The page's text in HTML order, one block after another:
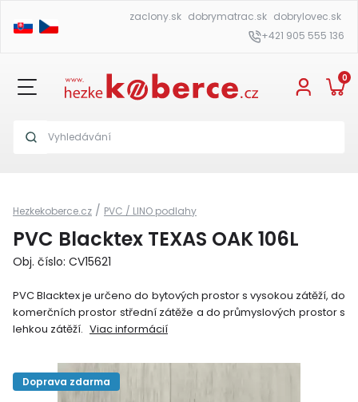
zaclony.sk dobrymatrac.sk dobrylovec.sk
+421 905 555 136
0
Hezkekoberce.cz / PVC / LINO podlahy
PVC Blacktex TEXAS OAK 106L
Obj. číslo: CV15621
PVC Blacktex je určeno do bytových prostor s vysokou zátěží, do
komerčních prostor střední zátěže a do průmyslových prostor s
lehkou zátěží. Viac informácií
Doprava zdarma